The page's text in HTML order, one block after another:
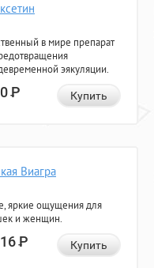
в мире препарат
эякуляции.
Р Купить
Виагра
яркие ощущения для
и женщин.
Р Купить